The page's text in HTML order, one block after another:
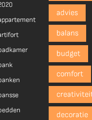
advies
balans
budget
comfort
decoratie